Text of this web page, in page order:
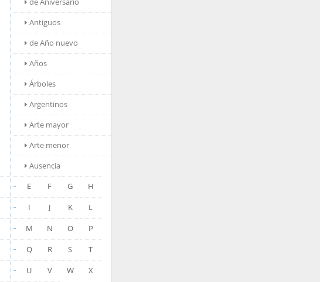
Antiguos
de Año nuevo
Años
Árboles
Argentinos
Arte mayor
Arte menor
Ausencia
E
F G
H
I
J K
L
M
N O
P
Q
R S
T
U
V W
X